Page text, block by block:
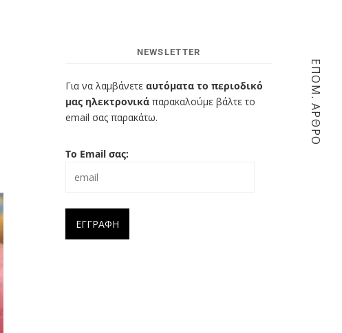
ΕΠΌΜ. ΆΡΘΡΟ
NEWSLETTER
Για να λαμβάνετε αυτόματα το περιοδικό
μας ηλεκτρονικά παρακαλούμε βάλτε το
email σας παρακάτω.
Το Email σας: